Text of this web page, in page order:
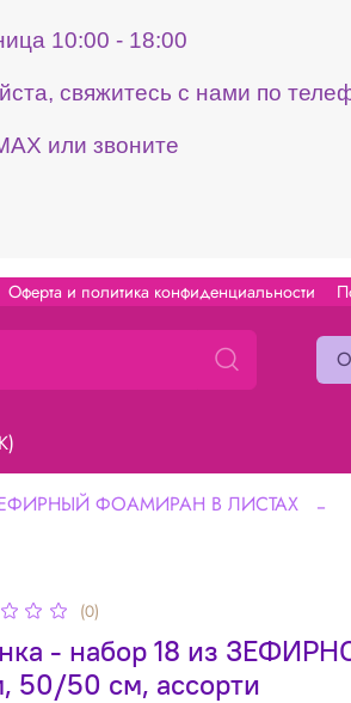
10:00 - 18:00
свяжитесь с нами по
или звоните
Оферта и политика конфиденциальности
ФОАМИРАН В ЛИСТАХ
(0)
- набор 18 из
50/50 см, ассорти